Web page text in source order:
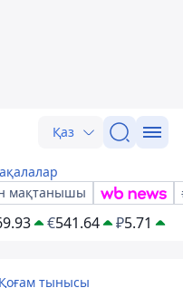
Қаз
мақтанышы
€541.64 ₽5.71
Қоғам тынысы